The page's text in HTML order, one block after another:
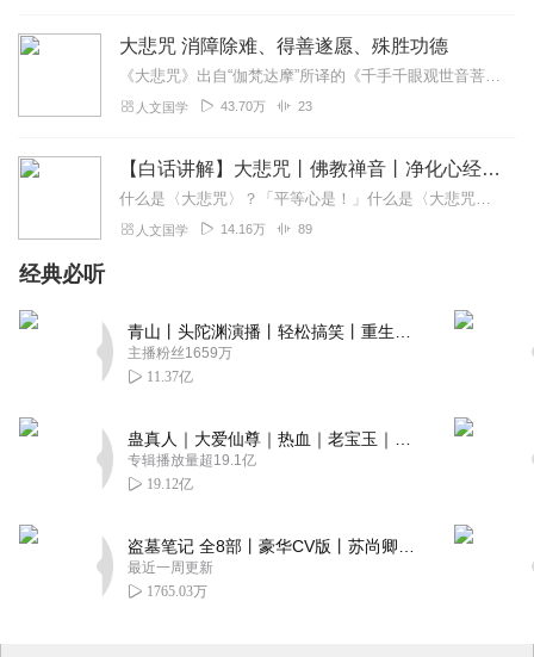
大悲咒 消障除难、得善遂愿、殊胜功德
《大悲咒》出自“伽梵达摩”所译的《千手千眼观世音菩萨广大圆满无碍大悲心陀罗尼经》，全名为《广大圆满无碍大悲心陀罗尼》。按照内容文字的多少，《大悲咒》有广、中、略...
人文国学 43.70万 23
【白话讲解】大悲咒丨佛教禅音丨净化心经丨祈福静心
什么是〈大悲咒〉？「平等心是！」什么是〈大悲咒〉？「无为心是！」什么是〈大悲咒〉？「无染着心是！」【内容简介】《大悲咒》出自“伽梵达摩”所译的《千手千眼观世音菩...
人文国学 14.16万 89
经典必听
主播粉丝1659万
11.37亿
专辑播放量超19.1亿
19.12亿
最近一周更新
1765.03万